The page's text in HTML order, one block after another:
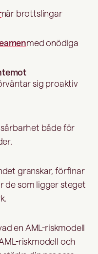
när brottslingar
med onödiga
sig proaktiv
både för
granskar, förfinar
de som ligger steget
en AML-riskmodell
riskmodell och